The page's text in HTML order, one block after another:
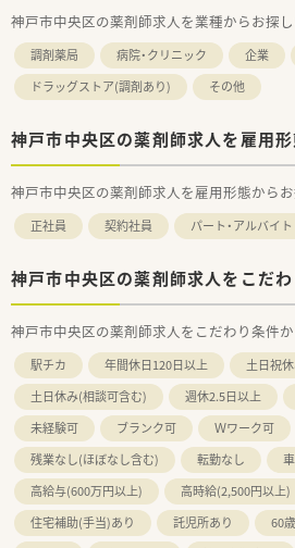
神戸市中央区の薬剤師求人を業種からお探し
調剤薬局 病院・クリニック 企業
ドラッグストア(調剤あり)
その他
神戸市中央区の薬剤師求人を雇用
神戸市中央区の薬剤師求人を雇用形態からお
正社員 契約社員 パート・アルバイト
神戸市中央区の薬剤師求人をこだ
神戸市中央区の薬剤師求人をこだわり条件
駅チカ 年間休日120日以上
土日祝
土日休み(相談可含む)
週休2.5日以上
未経験可
ブランク可 Ｗワーク可
残業なし(ほぼなし含む)
転勤なし
高給与(600万円以上)
高時給(2,500円以上)
住宅補助(手当)あり
託児所あり 60